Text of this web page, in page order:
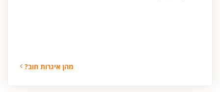
מהן איגרות חוב?